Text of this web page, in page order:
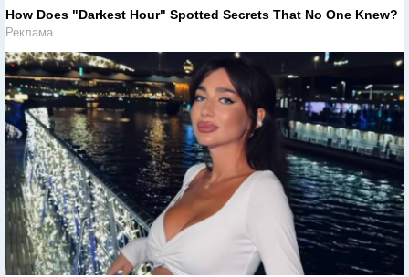
How Does "Darkest Hour" Spotted Secrets That No One Knew?
Реклама